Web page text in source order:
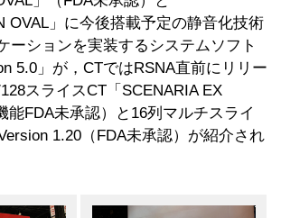
OVAL」に今後搭載予定の静音化技術
ーションを実装するシステムソフト
5.0」が，CTではRSNA直前にリリー
スライスCT「SCENARIA EX
能FDA未承認）と16列マルチスライ
1.20（FDA未承認）が紹介され